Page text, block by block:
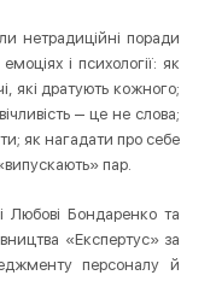
нетрадиційні поради
і психології: як
які дратують кожного;
‒ це не слова;
як нагадати про себе
пар.
Любові Бондаренко та
«Експертус» за
персоналу й